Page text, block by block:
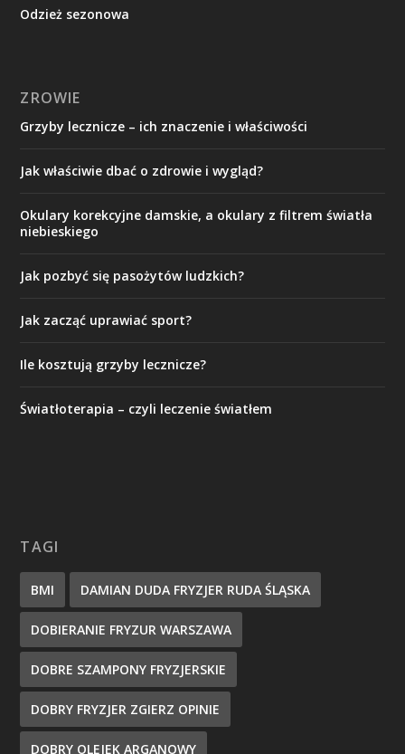
Odzież sezonowa
ZROWIE
Grzyby lecznicze – ich znaczenie i właściwości
Jak właściwie dbać o zdrowie i wygląd?
Okulary korekcyjne damskie, a okulary z filtrem światła
niebieskiego
Jak pozbyć się pasożytów ludzkich?
Jak zacząć uprawiać sport?
Ile kosztują grzyby lecznicze?
Światłoterapia – czyli leczenie światłem
TAGI
BMI DAMIAN DUDA FRYZJER RUDA ŚLĄSKA
DOBIERANIE FRYZUR WARSZAWA
DOBRE SZAMPONY FRYZJERSKIE
DOBRY FRYZJER ZGIERZ OPINIE
DOBRY OLEJEK ARGANOWY